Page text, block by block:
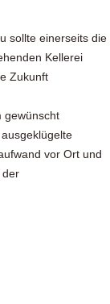
sollte einerseits die
Kellerei
Zukunft
gewünscht
vor Ort und
der